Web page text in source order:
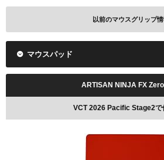
VCT 2026 Pacific Stage1 Week2で使
Amazonで検索
Logicool G PRO X
以前のマウスグリップ情
マウスパッド
ARTISAN NINJA FX Zero
VCT 2026 Pacific Stage2で